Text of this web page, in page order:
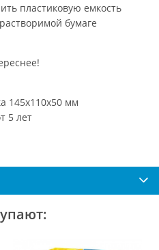
пластиковую емкость
бумаге
145х110х50 мм
5 лет